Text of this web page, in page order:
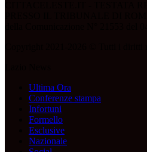
Ultima Ora
Conferenze stampa
Infortuni
Formello
Esclusive
Nazionale